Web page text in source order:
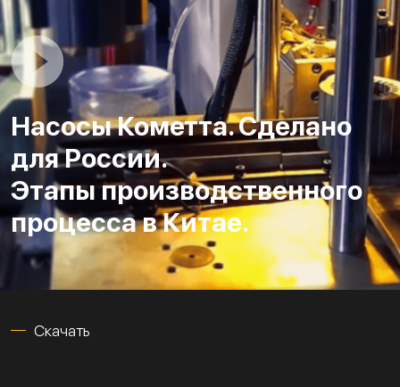
Насосы Кометта. Сделано
для России.
Этапы производственного
процесса в Китае.
Скачать